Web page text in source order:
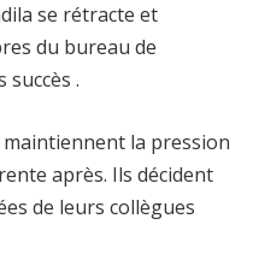
se rétracte et
du bureau de
succès .
la pression
après. Ils décident
de leurs collègues